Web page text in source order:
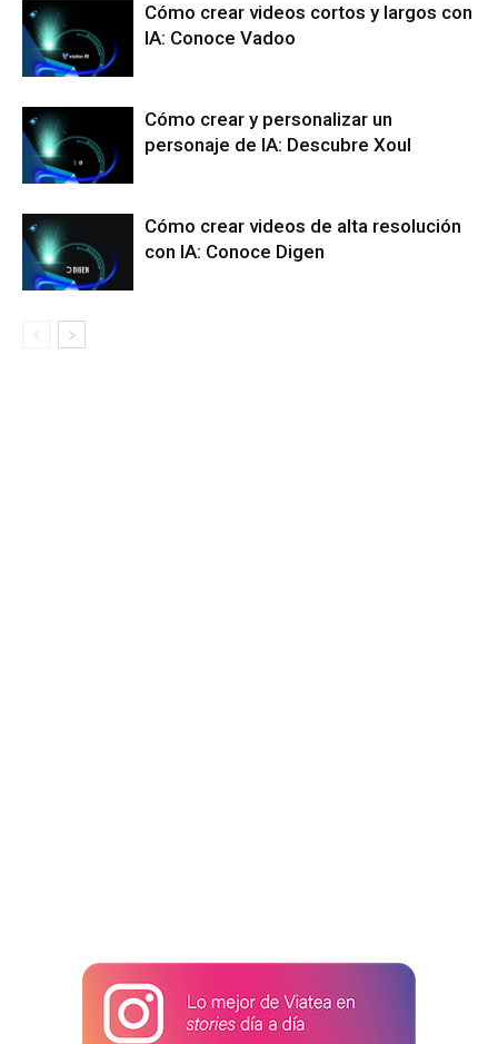
Cómo crear videos cortos y largos con
IA: Conoce Vadoo
Cómo crear y personalizar un
personaje de IA: Descubre Xoul
Cómo crear videos de alta resolución
con IA: Conoce Digen